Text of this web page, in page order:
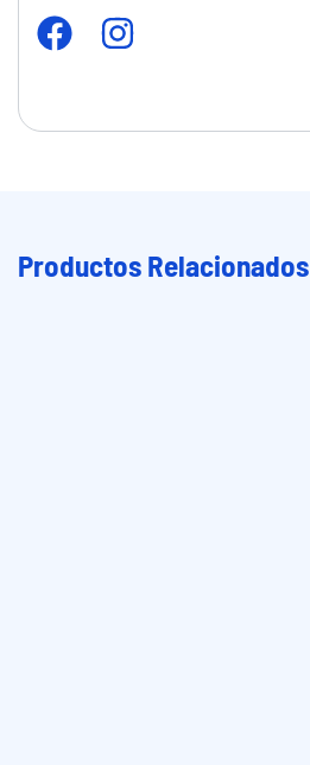
Productos Relacionados